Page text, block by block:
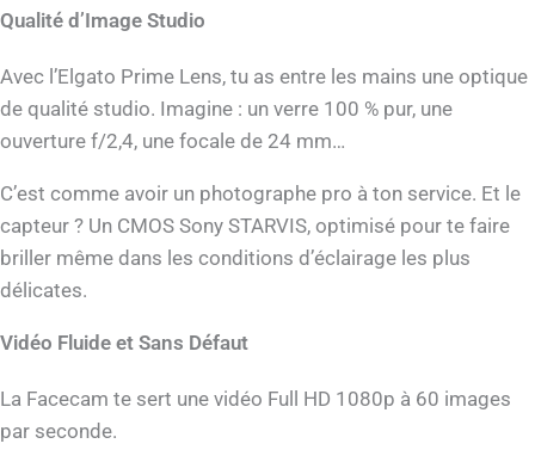
Qualité d’Image Studio
Avec l’Elgato Prime Lens, tu as entre les mains une optique
de qualité studio. Imagine : un verre 100 % pur, une
ouverture f/2,4, une focale de 24 mm…
C’est comme avoir un photographe pro à ton service. Et le
capteur ? Un CMOS Sony STARVIS, optimisé pour te faire
briller même dans les conditions d’éclairage les plus
délicates.
Vidéo Fluide et Sans Défaut
La Facecam te sert une vidéo Full HD 1080p à 60 images
par seconde.